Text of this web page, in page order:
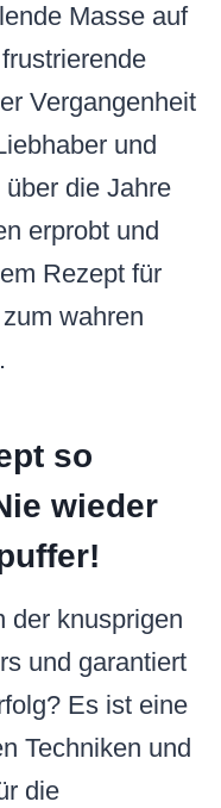
Masse auf
Vergangenheit
und
die Jahre
erprobt und
Rezept für
wahren
so
wieder
der knusprigen
und garantiert
Es ist eine
Techniken und
die